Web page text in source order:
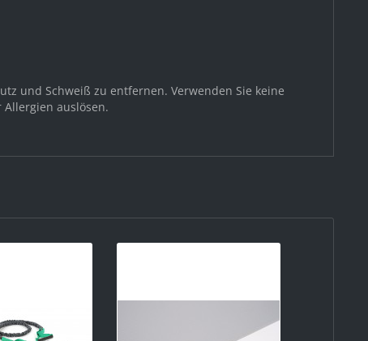
und Schweiß zu entfernen. Verwenden Sie keine
auslösen.